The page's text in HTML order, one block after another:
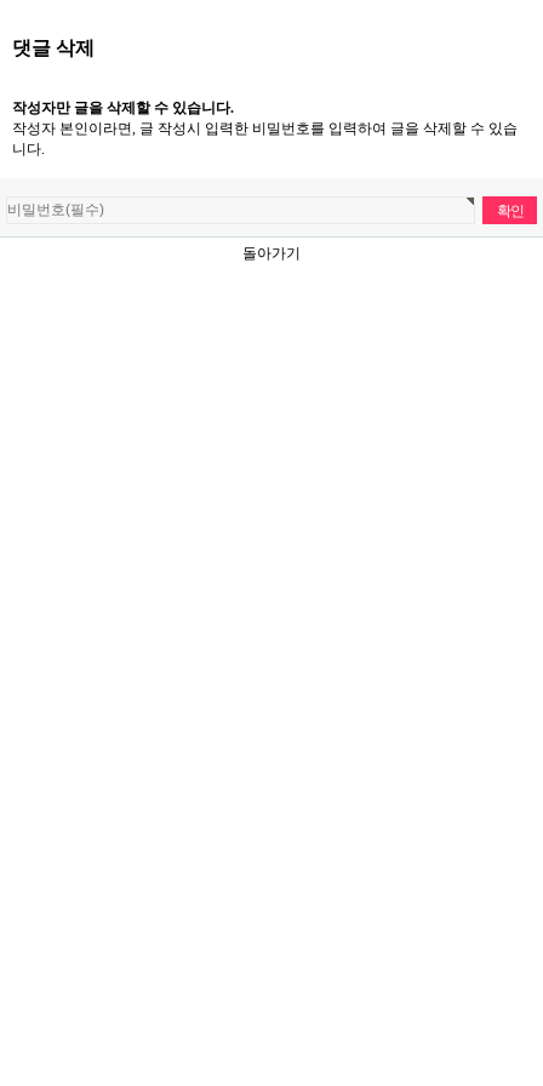
댓글 삭제
작성자만 글을 삭제할 수 있습니다.
작성자 본인이라면, 글 작성시 입력한 비밀번호를 입력하여 글을 삭제할 수 있습
니다.
돌아가기